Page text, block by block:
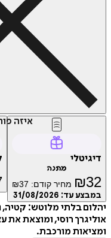
איזה
דיגיטלי
מתנה
₪32 מחיר קודם: ₪37
במבצע עד: 31/08/2026
יהלום בלתי מלוטש:
אוליגרך רוסי, ומוצאת
ומציאות מורכבת.